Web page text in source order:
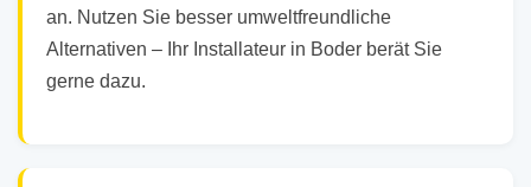
an. Nutzen Sie besser umweltfreundliche
Alternativen – Ihr Installateur in Boder berät Sie
gerne dazu.